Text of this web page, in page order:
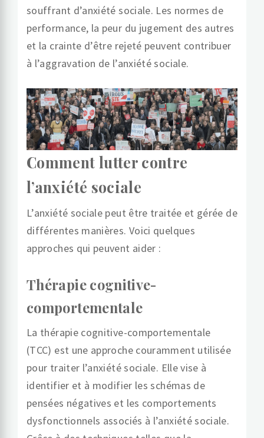
souffrant d’anxiété sociale. Les normes de
performance, la peur du jugement des autres
et la crainte d’être rejeté peuvent contribuer
à l’aggravation de l’anxiété sociale.
Comment lutter contre
l’anxiété sociale
L’anxiété sociale peut être traitée et gérée de
différentes manières. Voici quelques
approches qui peuvent aider :
Thérapie cognitive-
comportementale
La thérapie cognitive-comportementale
(TCC) est une approche couramment utilisée
pour traiter l’anxiété sociale. Elle vise à
identifier et à modifier les schémas de
pensées négatives et les comportements
dysfonctionnels associés à l’anxiété sociale.